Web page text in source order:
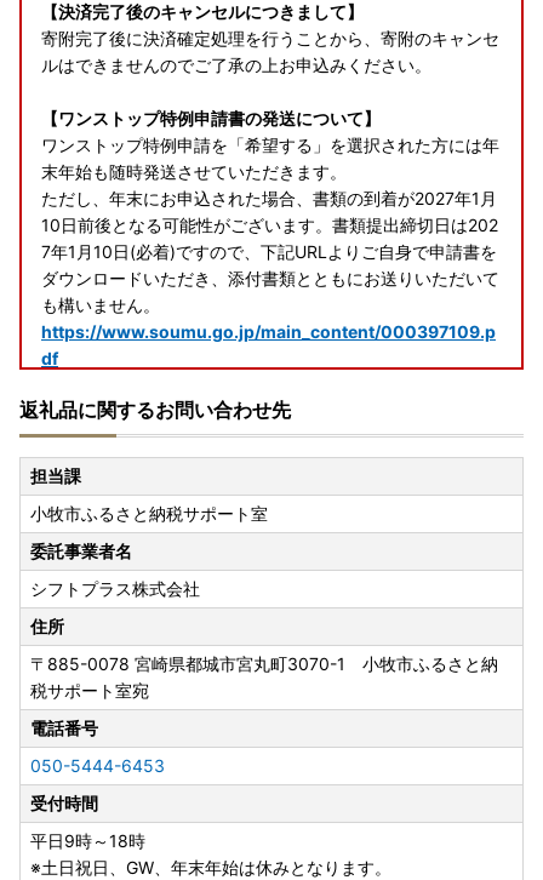
【決済完了後のキャンセルにつきまして】
寄附完了後に決済確定処理を行うことから、寄附のキャンセ
ルはできませんのでご了承の上お申込みください。
【ワンストップ特例申請書の発送について】
ワンストップ特例申請を「希望する」を選択された方には年
末年始も随時発送させていただきます。
ただし、年末にお申込された場合、書類の到着が2027年1月
10日前後となる可能性がございます。書類提出締切日は202
7年1月10日(必着)ですので、下記URLよりご自身で申請書を
ダウンロードいただき、添付書類とともにお送りいただいて
も構いません。
https://www.soumu.go.jp/main_content/000397109.p
df
２０２７年１月１０日（日）必着
●送付先
〒885-0078 宮崎県都城市宮丸町 ３０７０―１
小牧市ふるさと納税ワンストップ受付センター宛
※ワンストップ特例申請受付業務を外部委託しております。
【年末年始の返礼品の発送について】
2026年内の返礼品の最終配送は12月26日（土）になりま
す。
ご入金を確認してから各返礼品の配送時期が12月26日
（土）を越える場合は2027年1月5日（火）より順次発送さ
せていただきます（おせちを除く）。
※ご入金から発送までにかかる期間については各返礼品ペー
ジをご確認ください。
※受注生産の返礼品や多くのお申込をいただいている返礼品
については、1月以降の発送になる場合がございます。予め
ご承知ください。
返礼品に関するお問い合わせ先
担当課
小牧市ふるさと納税サポート室
委託事業者名
シフトプラス株式会社
住所
〒885-0078 宮崎県都城市宮丸町3070-1 小牧市ふるさと納
税サポート室宛
電話番号
050-5444-6453
受付時間
平日9時～18時
※土日祝日、GW、年末年始は休みとなります。